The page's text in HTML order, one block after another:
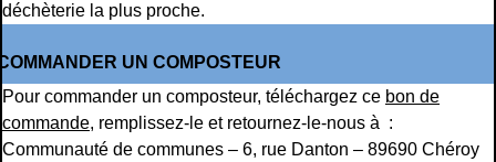
déchèterie la plus proche.
UN COMPOSTEUR
Pour commander un composteur, téléchargez ce bon de
commande, remplissez-le et retournez-le-nous à :
Communauté de communes – 6, rue Danton – 89690 Chéroy